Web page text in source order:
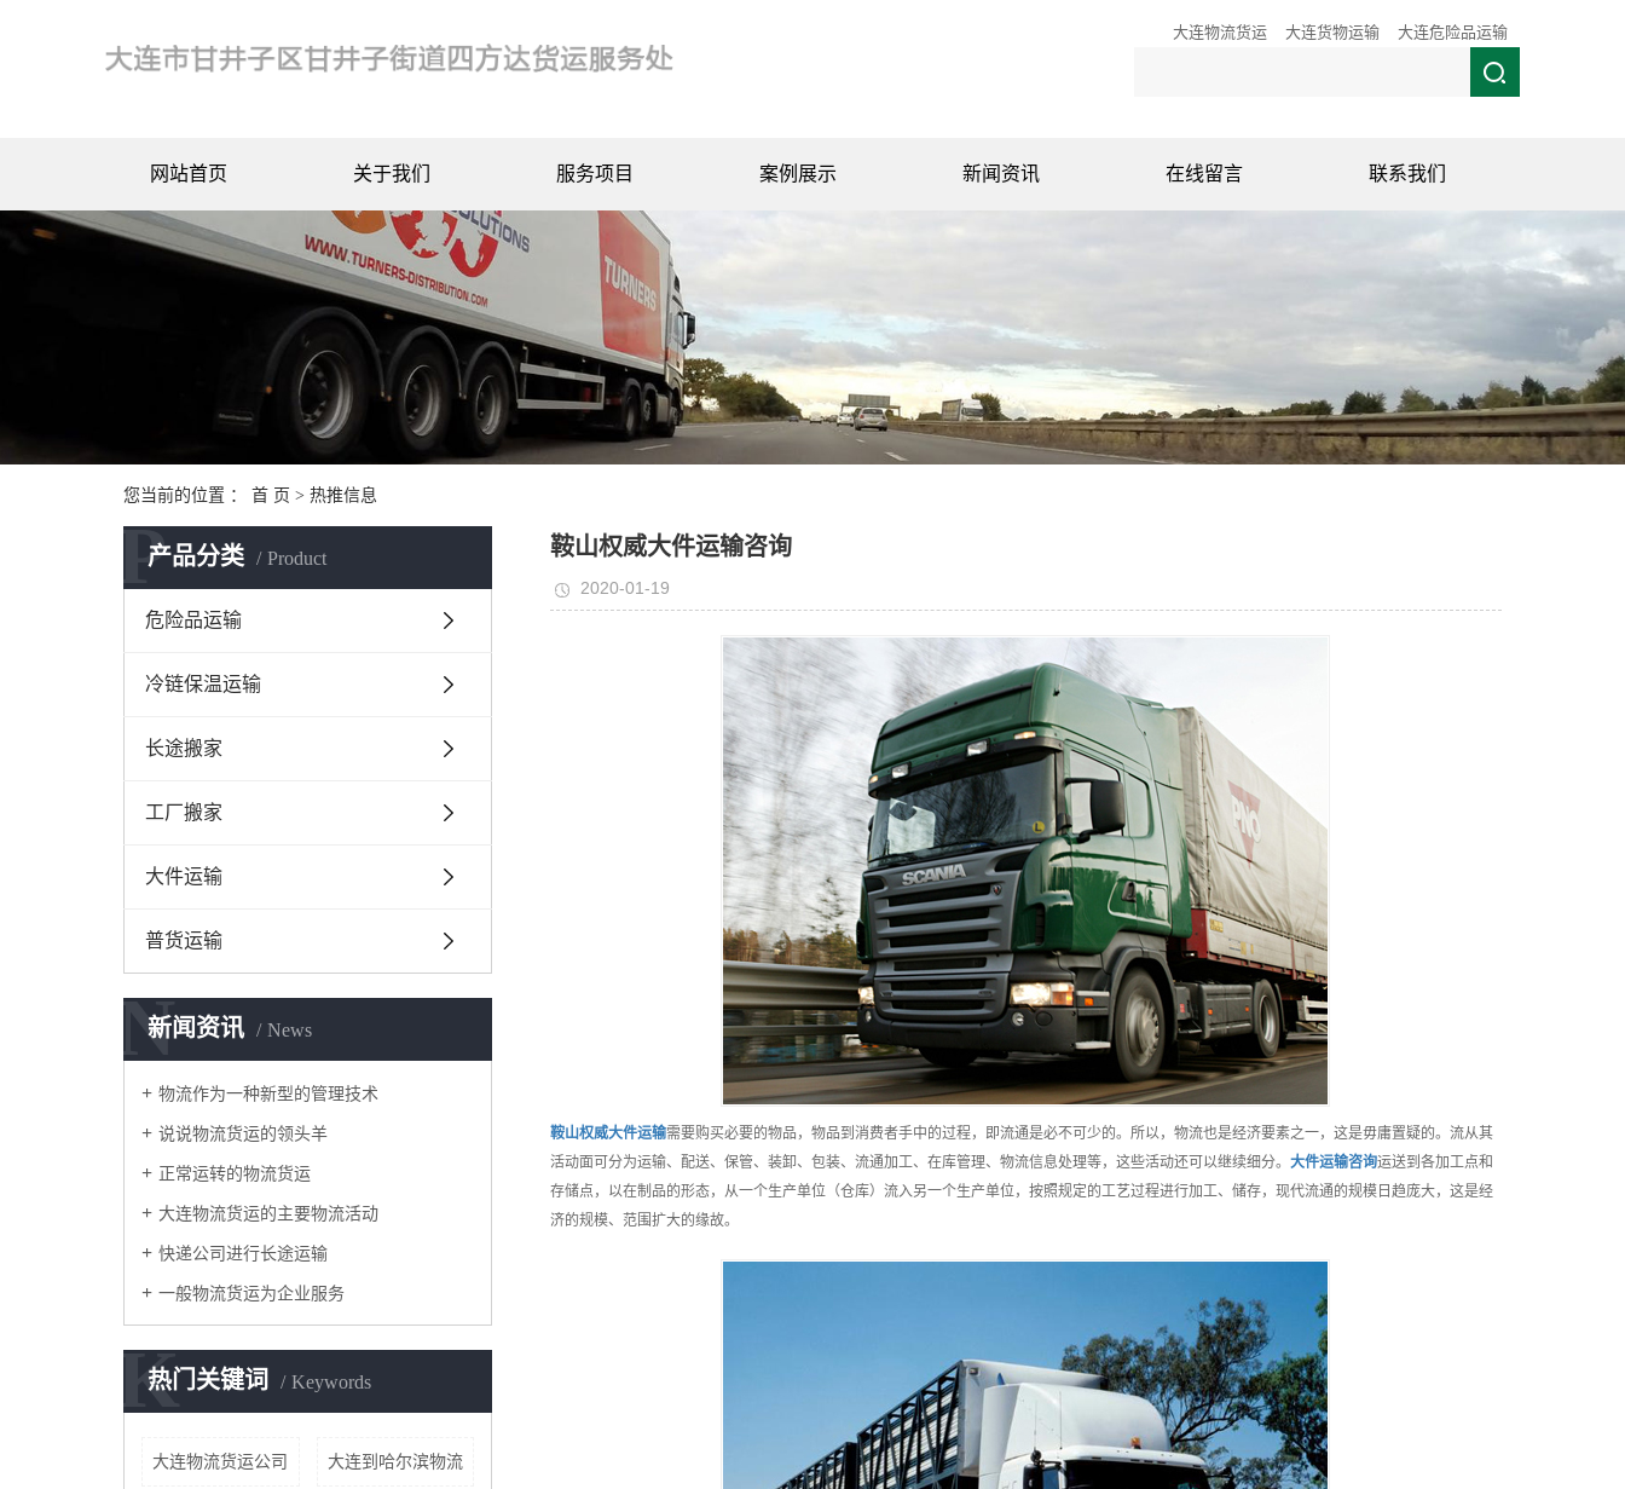
大连物流货运 大连货物运输 大连危险品运输
网站首页 关于我们 服务项目 案例展示 新闻资讯 在线留言 联系我们
您当前的位置 ： 首 页 > 热推信息
产品分类 Product
P
危险品运输
冷链保温运输
长途搬家
工厂搬家
大件运输
普货运输
新闻资讯 News
N
物流作为一种新型的管理技术
说说物流货运的领头羊
正常运转的物流货运
大连物流货运的主要物流活动
快递公司进行长途运输
一般物流货运为企业服务
热门关键词 Keywords
K
大连物流货运公司 大连到哈尔滨物流
鞍山权威大件运输咨询
2020-01-19
鞍山权威大件运输需要购买必要的物品，物品到消费者手中的过程，即流通是必不可少的。所以，物流也是经济要素之一，这是毋庸置疑的。流从其
活动面可分为运输、配送、保管、装卸、包装、流通加工、在库管理、物流信息处理等，这些活动还可以继续细分。 大件运输咨询运送到各加工点和
存储点，以在制品的形态，从一个生产单位（仓库）流入另一个生产单位，按照规定的工艺过程进行加工、储存，现代流通的规模日趋庞大，这是经
济的规模、范围扩大的缘故。